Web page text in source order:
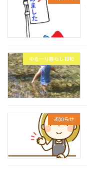
ゆる～り暮らし日和
お知らせ